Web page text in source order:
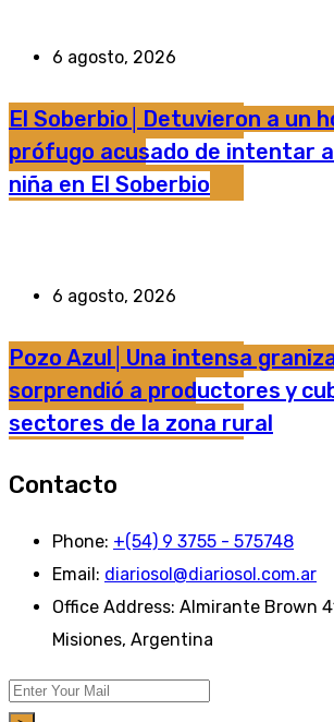
6 agosto, 2026
El Soberbio│Detuvieron a un
prófugo acusado de intentar
niña en El Soberbio
6 agosto, 2026
Pozo Azul│Una intensa
sorprendió a productores y
sectores de la zona rural
Contacto
Phone: +(54) 9 3755 - 575748
Email: diariosol@diariosol.com.ar
Office Address: Almirante Brown
Misiones, Argentina